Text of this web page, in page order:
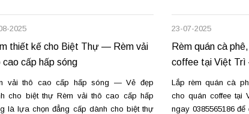
2025
thiết kế cho Biệt Thự — Rèm vải
cao cấp hấp sóng
vải thô cao cấp hấp sóng — Vẻ đẹp
cho biệt thự Rèm vải thô cao cấp hấp
là lựa chọn đẳng cấp dành cho biệt thự
23-07-2025
Rèm quán cà
coffee tại Việt Trì
Lắp rèm quán cà
cho quán coffee tại
ngay 0385565186